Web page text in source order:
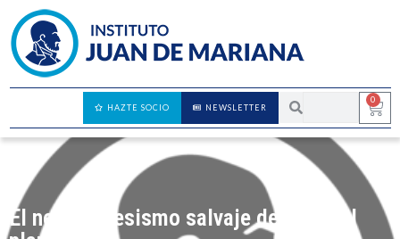
0
NEWSLETTER
HAZTE SOCIO
El neoprogresismo salvaje destruye el